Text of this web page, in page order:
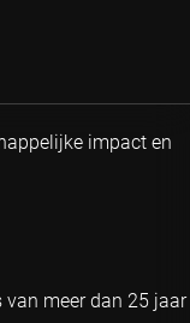
impact en
meer dan 25 jaar